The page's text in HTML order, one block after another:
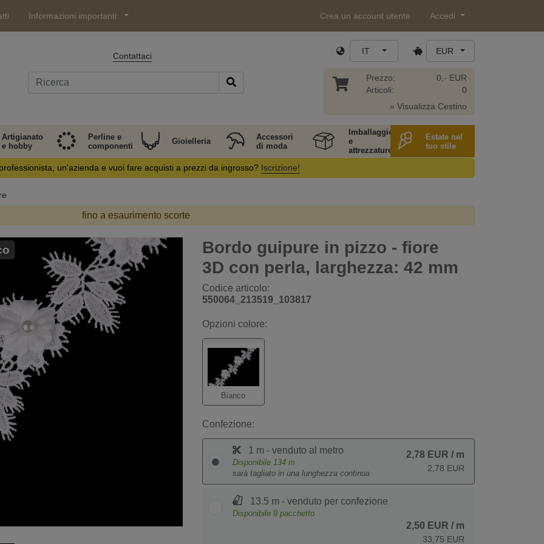
Informazioni importanti: Crea un account utente Accedi
Contattaci IT EUR
Prezzo:
Articoli:
0,- EUR
0
» Visualizza Cestino
Artigianato
e hobby
Perline e
componenti
Gioielleria
Accessori
di moda
Imballaggio
e
attrezzature
Estate nel
tuo stile
un'azienda e vuoi fare acquisti a prezzi da ingrosso? Iscrizione!
fino a esaurimento scorte
Bordo guipure in pizzo - fiore
3D con perla, larghezza: 42 mm
Codice articolo:
550064_213519_103817
Opzioni colore:
Bianco
Confezione:
1 m - venduto al metro
Disponibile 134 m
sarà tagliato in una lunghezza continua
2,78 EUR / m
2,78 EUR
13.5 m - venduto per confezione
Disponibile 9 pacchetto
2,50 EUR / m
33,75 EUR